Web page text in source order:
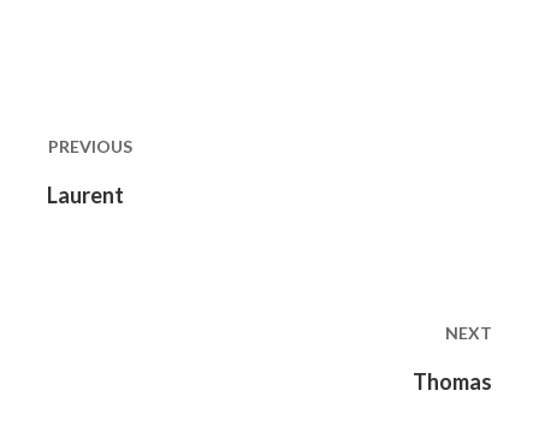
de
l’article
PREVIOUS
Previous
Laurent
NEXT
Thomas